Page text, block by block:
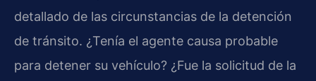
detallado de las circunstancias de la detención
de tránsito. ¿Tenía el agente causa probable
para detener su vehículo? ¿Fue la solicitud de la